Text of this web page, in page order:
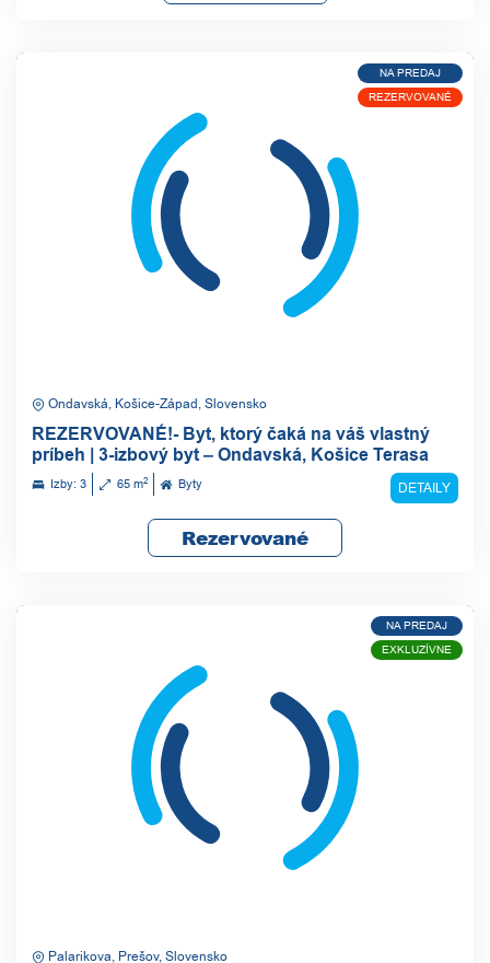
NA PREDAJ
REZERVOVANÉ
Ondavská, Košice-Západ, Slovensko
REZERVOVANÉ!- Byt, ktorý čaká na váš vlastný
príbeh | 3-izbový byt – Ondavská, Košice Terasa
Izby: 3 65 m2 Byty DETAILY
Rezervované
NA PREDAJ
EXKLUZÍVNE
Palarikova, Prešov, Slovensko